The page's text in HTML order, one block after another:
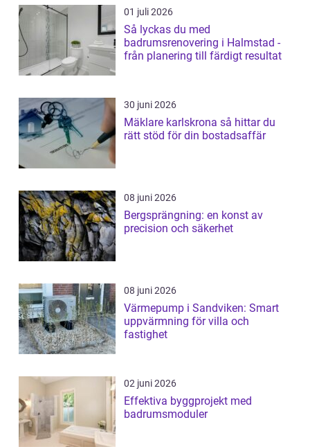
01 juli 2026
Så lyckas du med
badrumsrenovering i Halmstad -
från planering till färdigt resultat
30 juni 2026
Mäklare karlskrona så hittar du
rätt stöd för din bostadsaffär
08 juni 2026
Bergsprängning: en konst av
precision och säkerhet
08 juni 2026
Värmepump i Sandviken: Smart
uppvärmning för villa och
fastighet
02 juni 2026
Effektiva byggprojekt med
badrumsmoduler